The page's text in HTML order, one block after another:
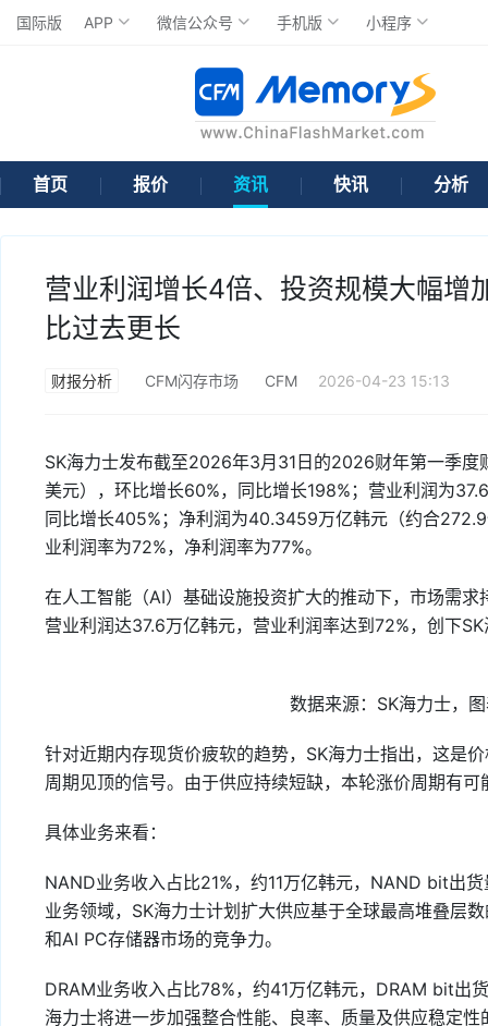
国际版 APP 微信公众号 手机版 小程序
首页 报价 资讯 快讯 分析
营业利润增长4倍、投资规模大幅增
比过去更长
财报分析 CFM闪存市场 CFM 2026-04-23 15:13
SK海力士发布截至2026年3月31日的2026财年第一季
美元），环比增长60%，同比增长198%；营业利润为
同比增长405%；净利润为40.3459万亿韩元（约合
业利润率为72%，净利润率为77%。
在人工智能（AI）基础设施投资扩大的推动下，市场需
营业利润达37.6万亿韩元，营业利润率达到72%，创下
数据来源：SK海力士，
针对近期内存现货价疲软的趋势，SK海力士指出，这是
周期见顶的信号。由于供应持续短缺，本轮涨价周期有可
具体业务来看：
NAND业务收入占比21%，约11万亿韩元，NAND bit出
业务领域，SK海力士计划扩大供应基于全球最高堆叠层
和AI PC存储器市场的竞争力。
DRAM业务收入占比78%，约41万亿韩元，DRAM bit出
海力士将进一步加强整合性能、良率、质量及供应稳定